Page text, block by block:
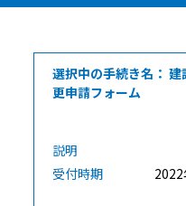
選択中の手続き名： 建
更申請フォーム
説明
受付時期